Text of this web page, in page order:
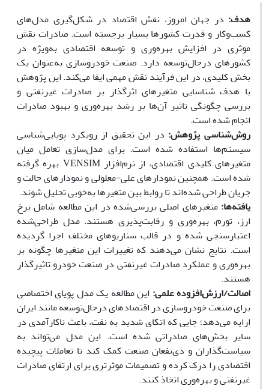
هدف: در جهان امروز، نقش اقتصاد در شکل‌گیری مدل‌های
کسب‌وکار و قدرت کشورها بسیار برجسته است. صادرات نقش
موثری در افزایش بهره‌وری و توسعه اقتصادی به‌ویژه در
کشورهای درحال‌توسعه دارد. صنعت خودروسازی به‌عنوان یک
بخش کلیدی، در این فرآیند نقش مهمی ایفا می‌کند. این پژوهش
با هدف شناسایی متغیرهای اثرگذار بر صادرات غیرنفتی و
بررسی چگونگی تاثیر آن‌ها بر رشد بهره‌وری و بهبود صادرات
انجام شده است.
روش‌شناسی پژوهش: در این تحقیق از رویکرد پویایی‌شناسی
سیستم‌ها استفاده شده است. برای مدل‌سازی تعامل میان
متغیرهای کلیدی اقتصادی، از نرم‌افزار VENSIM بهره گرفته
شده است. همچنین نمودارهای علی-معلولی و نمودارهای حالت و
جریان طراحی شده‌اند تا روابط بین متغیرها به‌خوبی تحلیل شوند.
یافته‌ها: متغیرهای اصلی بررسی‌شده در این مطالعه شامل نرخ
ارز، تورم، بهره‌وری و رقابت‌پذیری هستند. مدل طراحی‌شده
اعتبارسنجی شده و در قالب سناریوهای مختلف اجرا گردیده
است. نتایج نشان می‌دهند که تغییرات این متغیرها چگونه بر
بهره‌وری و عملکرد صادرات غیرنفتی در صنعت خودرو تاثیرگذار
هستند.
اصالت/ارزش‌افزوده علمی: این مطالعه یک مدل پویای اختصاصی
برای صنعت خودروسازی در اقتصادهای درحال‌توسعه مانند ایران
ارایه می‌دهد؛ جایی که اتکای شدید به نفت، باعث ناکارآمدی در
سایر بخش‌های صادراتی شده است. این مدل می‌تواند به
سیاست‌گذاران و ذی‌نفعان صنعت کمک کند تا تعاملات پیچیده
اقتصادی را درک کرده و تصمیمات موثرتری برای ارتقای صادرات
غیرنفتی و بهره‌وری اتخاذ کنند.